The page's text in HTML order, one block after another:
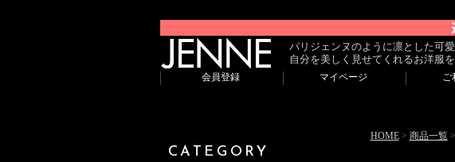
パリジェンヌのように凛とした可
自分を美しく見せてくれるお洋服
会員登録 マイページ ご
CATEGORY
HOME> 商品一覧>